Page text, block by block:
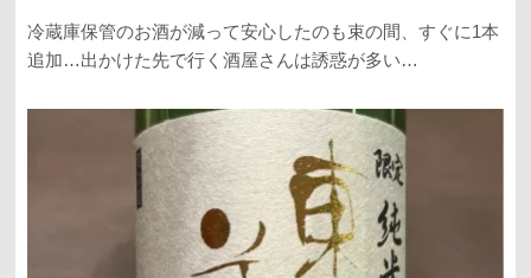
冷蔵庫保管のお酒が減って安心したのも束の間、すぐに1本
追加…出かけた先で行く酒屋さんは誘惑が多い…